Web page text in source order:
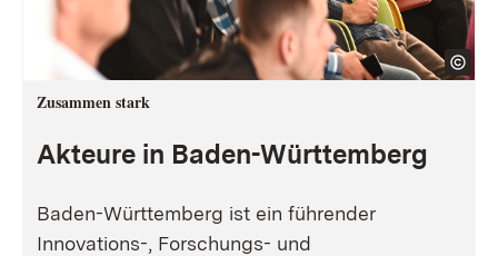
Zusammen stark
Akteure in Baden-Württemberg
Baden-Württemberg ist ein führender
Innovations-, Forschungs- und